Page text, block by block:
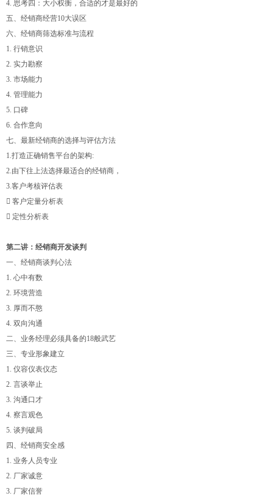
4. 思考四：大小权衡，合适的才是最好的
五、经销商经营10大误区
六、经销商筛选标准与流程
1. 行销意识
2. 实力勘察
3. 市场能力
4. 管理能力
5. 口碑
6. 合作意向
七、最新经销商的选择与评估方法
1.打造正确销售平台的架构:
2.由下往上法选择最适合的经销商，
3.客户考核评估表
 客户定量分析表
 定性分析表
第二讲：经销商开发谈判
一、经销商谈判心法
1. 心中有数
2. 环境营造
3. 厚而不憨
4. 双向沟通
二、业务经理必须具备的18般武艺
三、专业形象建立
1. 仪容仪表仪态
2. 言谈举止
3. 沟通口才
4. 察言观色
5. 谈判破局
四、经销商安全感
1. 业务人员专业
2. 厂家诚意
3. 厂家信誉